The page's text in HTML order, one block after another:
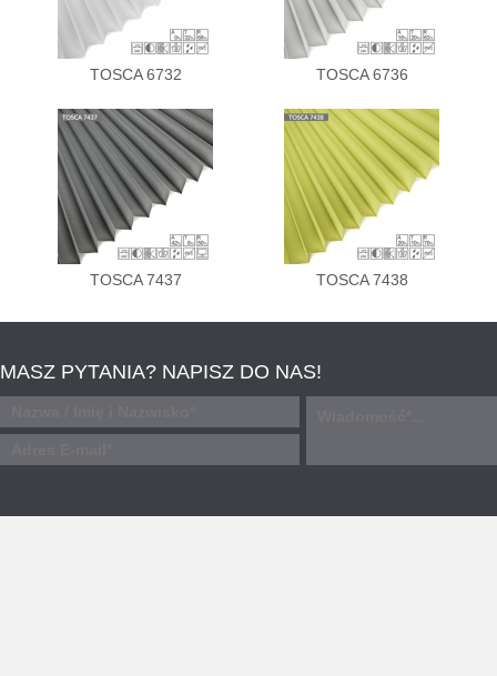
TOSCA 6732 TOSCA 6736
TOSCA 7437 TOSCA 7438
MASZ PYTANIA? NAPISZ DO NAS!